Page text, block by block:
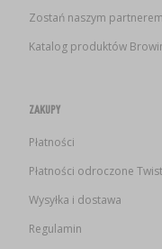
Zostań naszym partnerem
Katalog produktów
ZAKUPY
Płatności
Płatności odroczone
Wysyłka i dostawa
Regulamin